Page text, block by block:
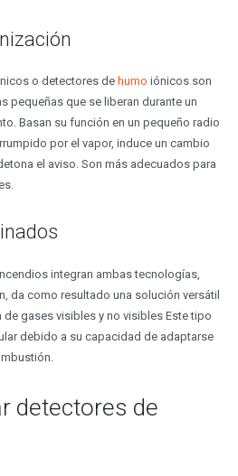
o detectores de humo iónicos son
pequeñas que se liberan durante un
Basan su función en un pequeño radio
por el vapor, induce un cambio
el aviso. Son más adecuados para
integran ambas tecnologías,
da como resultado una solución versátil
gases visibles y no visibles Este tipo
debido a su capacidad de adaptarse
detectores de